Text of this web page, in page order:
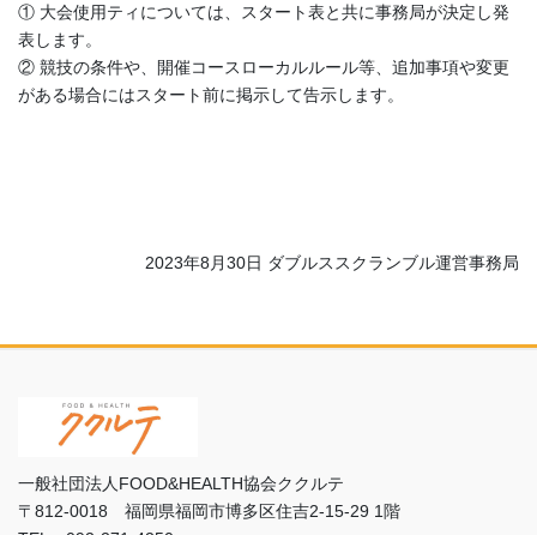
① 大会使用ティについては、スタート表と共に事務局が決定し発
表します。
② 競技の条件や、開催コースローカルルール等、追加事項や変更
がある場合にはスタート前に掲示して告示します。
2023年8月30日 ダブルススクランブル運営事務局
一般社団法人FOOD&HEALTH協会ククルテ
〒812-0018 福岡県福岡市博多区住吉2-15-29 1階